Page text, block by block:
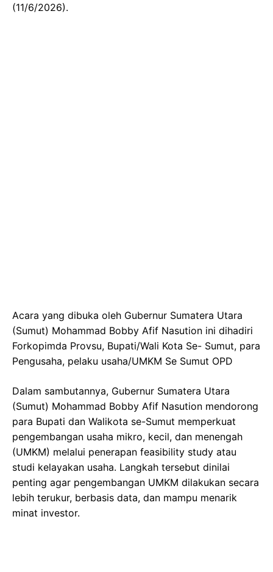
(11/6/2026).
Acara yang dibuka oleh Gubernur Sumatera Utara
(Sumut) Mohammad Bobby Afif Nasution ini dihadiri
Forkopimda Provsu, Bupati/Wali Kota Se- Sumut, para
Pengusaha, pelaku usaha/UMKM Se Sumut OPD
Dalam sambutannya, Gubernur Sumatera Utara
(Sumut) Mohammad Bobby Afif Nasution mendorong
para Bupati dan Walikota se-Sumut memperkuat
pengembangan usaha mikro, kecil, dan menengah
(UMKM) melalui penerapan feasibility study atau
studi kelayakan usaha. Langkah tersebut dinilai
penting agar pengembangan UMKM dilakukan secara
lebih terukur, berbasis data, dan mampu menarik
minat investor.